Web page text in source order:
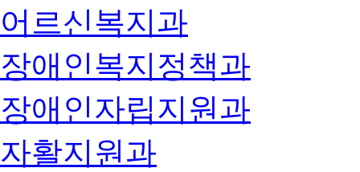
어르신복지과
장애인복지정책과
장애인자립지원과
자활지원과